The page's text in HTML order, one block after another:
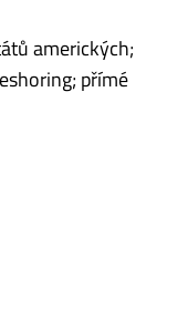
amerických;
přímé